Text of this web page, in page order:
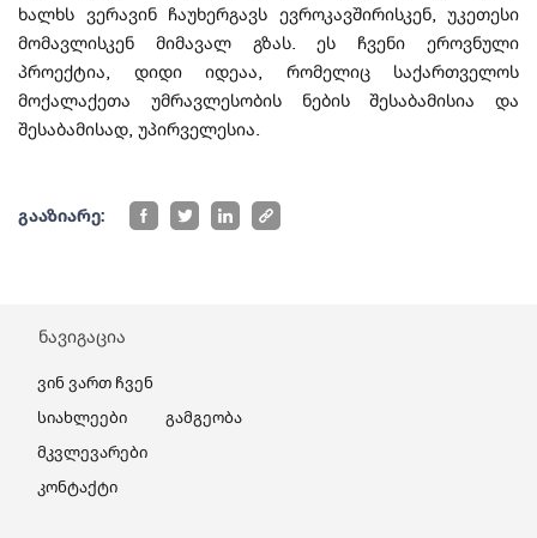
ხალხს ვერავინ ჩაუხერგავს ევროკავშირისკენ, უკეთესი
მომავლისკენ მიმავალ გზას. ეს ჩვენი ეროვნული
პროექტია, დიდი იდეაა, რომელიც საქართველოს
მოქალაქეთა უმრავლესობის ნების შესაბამისია და
შესაბამისად, უპირველესია.
გააზიარე:
ნავიგაცია
Ვინ Ვართ Ჩვენ
Სიახლეები
Გამგეობა
Მკვლევარები
Კონტაქტი